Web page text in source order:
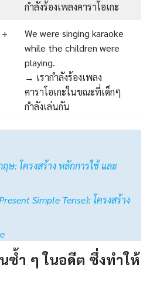
กำลังร้องเพลงคาราโอเกะ
We were singing karaoke
while the children were
playing.
→ เรากำลังร้องเพลง
คาราโอเกะในขณะที่เด็กๆ
กำลังเล่นกัน
ษ: โครงสร้าง หลักการใช้ และ
Simple Tense): โครงสร้าง
ซ้ำ ๆ ในอดีต ซึ่งทำให้